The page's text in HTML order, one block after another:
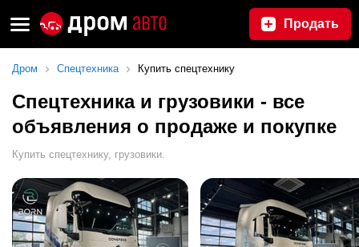
Продать
Дром Спецтехника Купить спецтехнику
Спецтехника и грузовики - все
объявления о продаже и покупке
Купить спецтехнику, грузовики.